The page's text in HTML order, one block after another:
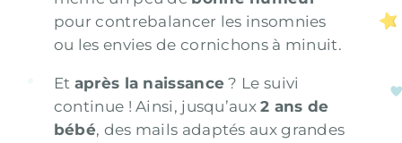
pour contrebalancer les insomnies
ou les envies de cornichons à minuit.
Et après la naissance ? Le suivi
continue ! Ainsi, jusqu’aux2 ans de
bébé, des mails adaptés aux grandes